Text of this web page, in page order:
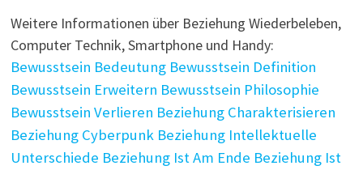
Weitere Informationen über Beziehung Wiederbeleben,
Computer Technik, Smartphone und Handy:
Bewusstsein Bedeutung Bewusstsein Definition
Bewusstsein Erweitern Bewusstsein Philosophie
Bewusstsein Verlieren Beziehung Charakterisieren
Beziehung Cyberpunk Beziehung Intellektuelle
Unterschiede Beziehung Ist Am Ende Beziehung Ist